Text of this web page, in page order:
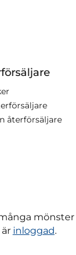
återförsäljare
mönster
inloggad.